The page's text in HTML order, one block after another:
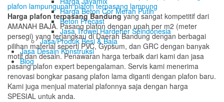
Harga Beton Cor Merah Putih
Beton Precast
Jasa Trowel Hardener Seindonesia
Jasa/Produk Besi & Baja
Jasa Desain Konstruksi
Blog
plafon lampungupah plafon terpasang lampung
Harga plafon terpasang Bandungyang sangat kompetitif dari
AMANAH BAJA. Pasang plafon dengan upah per m2 (meter
persegi) yang terjangkau di Daerah Bandung dengan berbagai
pilihan material seperti PVC, Gypsum, dan GRC dengan banyak
motif dan desain. Penawaran harga terbaik dari kami dan jasa
pasang plafon expert bepengalaman. Servis kami menerima
renovasi bongkar pasang plafon lama diganti dengan plafon baru.
Kami juga menjual material plafonnya saja dengan harga
SPESIAL untuk anda.